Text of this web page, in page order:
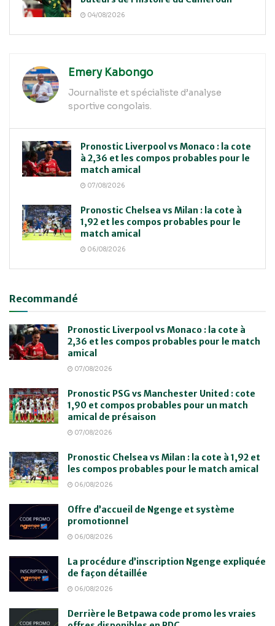
04/08/2026
Emery Kabongo
Journaliste et spécialiste d’analyse
sportive congolais.
Pronostic Liverpool vs Monaco : la cote
à 2,36 et les compos probables pour le
match amical
07/08/2026
Pronostic Chelsea vs Milan : la cote à
1,92 et les compos probables pour le
match amical
06/08/2026
Recommandé
Pronostic Liverpool vs Monaco : la cote à
2,36 et les compos probables pour le match
amical
07/08/2026
Pronostic PSG vs Manchester United : cote
1,90 et compos probables pour un match
amical de présaison
07/08/2026
Pronostic Chelsea vs Milan : la cote à 1,92 et
les compos probables pour le match amical
06/08/2026
Offre d’accueil de Ngenge et système
promotionnel
06/08/2026
La procédure d’inscription Ngenge expliquée
de façon détaillée
06/08/2026
Derrière le Betpawa code promo les vraies